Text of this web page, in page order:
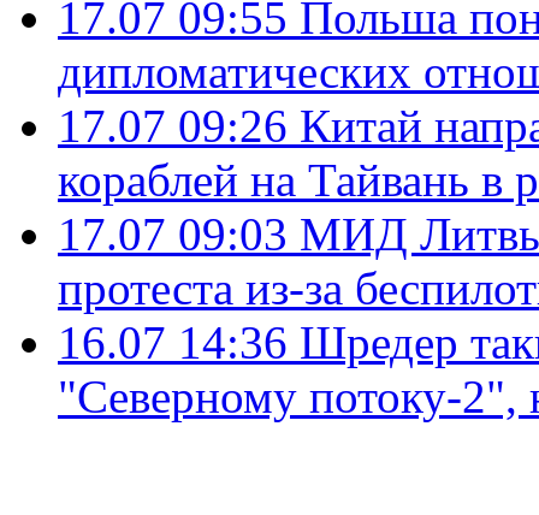
17.07 09:55 Польша
дипломатических
17.07 09:26 Китай
кораблей на Тайвань в
17.07 09:03 МИД Литвы
протеста из-за
16.07 14:36 Шредер
"Северному потоку-2",